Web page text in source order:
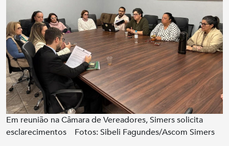
Em reunião na Câmara de Vereadores, Simers solicita
esclarecimentos Fotos: Sibeli Fagundes/Ascom Simers